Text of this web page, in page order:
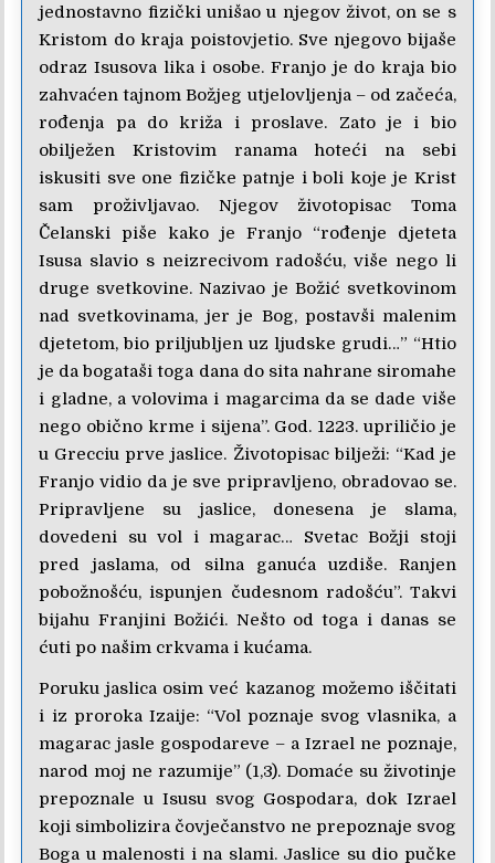
jednostavno fizički unišao u njegov život, on se s
Kristom do kraja poistovjetio. Sve njegovo bijaše
odraz Isusova lika i osobe. Franjo je do kraja bio
zahvaćen tajnom Božjeg utjelovljenja – od začeća,
rođenja pa do križa i proslave. Zato je i bio
obilježen Kristovim ranama hoteći na sebi
iskusiti sve one fizičke patnje i boli koje je Krist
sam proživljavao. Njegov životopisac Toma
Čelanski piše kako je Franjo “rođenje djeteta
Isusa slavio s neizrecivom radošću, više nego li
druge svetkovine. Nazivao je Božić svetkovinom
nad svetkovinama, jer je Bog, postavši malenim
djetetom, bio priljubljen uz ljudske grudi…” “Htio
je da bogataši toga dana do sita nahrane siromahe
i gladne, a volovima i magarcima da se dade više
nego obično krme i sijena”. God. 1223. upriličio je
u Grecciu prve jaslice. Životopisac bilježi: “Kad je
Franjo vidio da je sve pripravljeno, obradovao se.
Pripravljene su jaslice, donesena je slama,
dovedeni su vol i magarac… Svetac Božji stoji
pred jaslama, od silna ganuća uzdiše. Ranjen
pobožnošću, ispunjen čudesnom radošću”. Takvi
bijahu Franjini Božići. Nešto od toga i danas se
ćuti po našim crkvama i kućama.
Poruku jaslica osim već kazanog možemo iščitati
i iz proroka Izaije: “Vol poznaje svog vlasnika, a
magarac jasle gospodareve – a Izrael ne poznaje,
narod moj ne razumije” (1,3). Domaće su životinje
prepoznale u Isusu svog Gospodara, dok Izrael
koji simbolizira čovječanstvo ne prepoznaje svog
Boga u malenosti i na slami. Jaslice su dio pučke